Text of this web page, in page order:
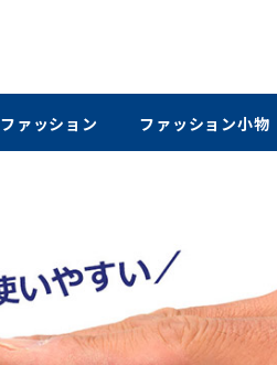
ファッション ファッション小物